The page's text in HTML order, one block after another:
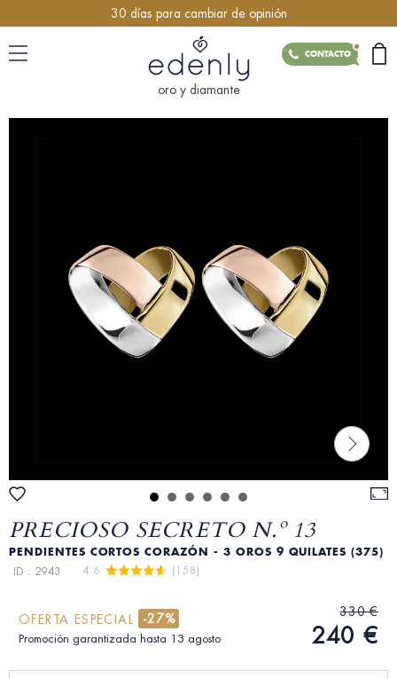
30 días para cambiar de opinión
CONTACTO
oro y diamante
PRECIOSO SECRETO N.º 13
PENDIENTES CORTOS CORAZÓN - 3 OROS 9 QUILATES (375)
ID : 2943 4.6 (158)
OFERTA ESPECIAL -27%
Promoción garantizada hasta 13 agosto
330 €
240 €